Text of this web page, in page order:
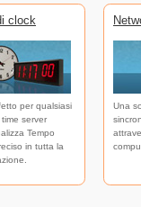
clock
per qualsiasi
server
Tempo
in tutta la
Una